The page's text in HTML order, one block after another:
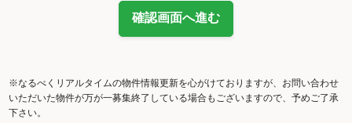
確認画面へ進む
※なるべくリアルタイムの物件情報更新を心がけておりますが、お問い合わせ
いただいた物件が万が一募集終了している場合もございますので、予めご了承
下さい。